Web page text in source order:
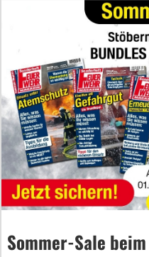
Sommer-Sale